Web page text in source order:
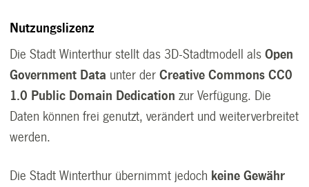
Nutzungslizenz
Die Stadt Winterthur stellt das 3D-Stadtmodell alsOpen
Government Data unter derCreative Commons CC0
1.0 Public Domain Dedication zur Verfügung. Die
Daten können frei genutzt, verändert und weiterverbreitet
werden.
Die Stadt Winterthur übernimmt jedoch keine Gewähr